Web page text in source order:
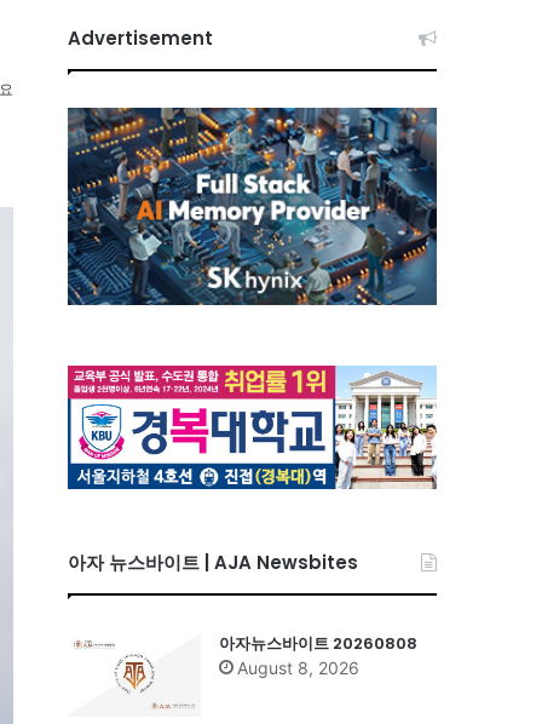
Advertisement
아자 뉴스바이트 | AJA Newsbites
아자뉴스바이트 20260808
August 8, 2026